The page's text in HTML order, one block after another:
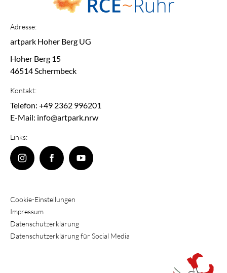
Adresse:
artpark Hoher Berg UG
Hoher Berg 15
46514 Schermbeck
Kontakt:
Telefon: +49 2362 996201
E-Mail: info@artpark.nrw
Links:
Cookie-Einstellungen
Impressum
Datenschutzerklärung
Datenschutzerklärung für Social Media